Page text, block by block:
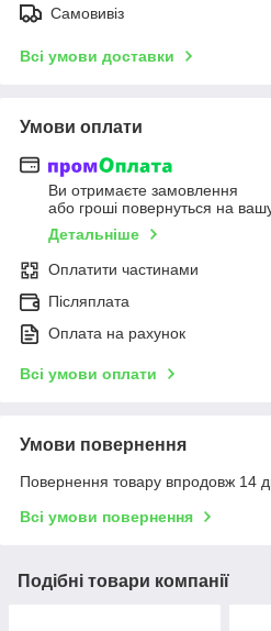
Самовивіз
Всі умови доставки
Умови оплати
Ви отримаєте замовлення
або гроші повернуться на
Детальніше
Оплатити частинами
Післяплата
Оплата на рахунок
Всі умови оплати
Умови повернення
Повернення товару впродовж 14
Всі умови повернення
Подібні товари компанії